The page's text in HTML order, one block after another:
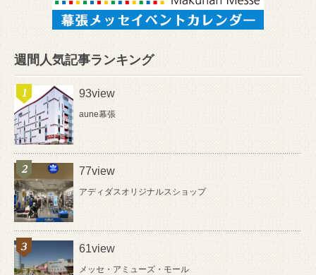
週間人気記事ランキング
93view
aune幕張
77view
アディダスオリジナルスショップ
61view
メッセ・アミューズ・モール